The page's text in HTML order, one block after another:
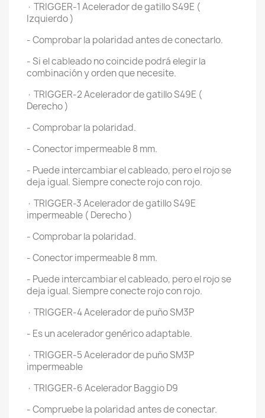
· TRIGGER-1 Acelerador de gatillo S49E (
Izquierdo )
- Comprobar la polaridad antes de conectarlo.
- Si el cableado no coincide podrá elegir la
combinación y orden que necesite.
· TRIGGER-2 Acelerador de gatillo S49E (
Derecho )
- Comprobar la polaridad.
- Conector impermeable 8 mm.
- Puede intercambiar el cableado, pero el rojo se
deja igual. Siempre conecte rojo con rojo.
· TRIGGER-3 Acelerador de gatillo S49E
impermeable ( Derecho )
- Comprobar la polaridad.
- Conector impermeable 8 mm.
- Puede intercambiar el cableado, pero el rojo se
deja igual. Siempre conecte rojo con rojo.
· TRIGGER-4 Acelerador de puño SM3P
- Es un acelerador genérico adaptable.
· TRIGGER-5 Acelerador de puño SM3P
impermeable
· TRIGGER-6 Acelerador Baggio D9
- Compruebe la polaridad antes de conectar.